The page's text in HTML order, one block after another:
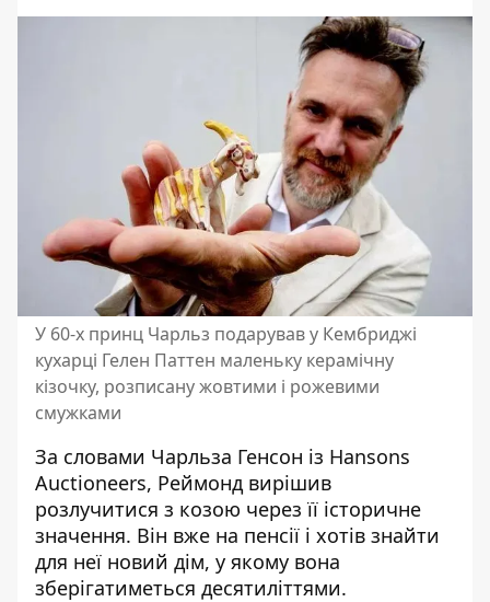
У 60-х принц Чарльз подарував у Кембриджі
кухарці Гелен Паттен маленьку керамічну
кізочку, розписану жовтими і рожевими
смужками
За словами Чарльза Генсон із Hansons
Auctioneers, Реймонд вирішив
розлучитися з козою через її історичне
значення. Він вже на пенсії і хотів знайти
для неї новий дім, у якому вона
зберігатиметься десятиліттями.